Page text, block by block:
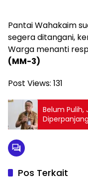
Pantai Wahakaim
segera ditangani,
Warga menanti
(MM-3)
Post Views: 131
Belum Pulih,
Diperpanjang
Pos Terkait